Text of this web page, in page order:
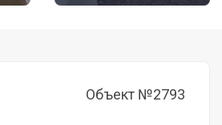
Объект №2793